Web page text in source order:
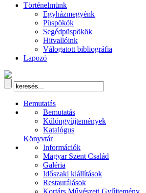
Történelmünk
Egyházmegyénk
Püspökök
Segédpüspökök
Hitvallóink
Válogatott bibliográfia
Lapozó
Bemutatás
Bemutatás
Különgyűjtemények
Katalógus
Könyvtár
Információk
Magyar Szent Család
Galéria
Időszaki kiállítások
Restaurálások
Kortárs Művészeti Gyűjtemény